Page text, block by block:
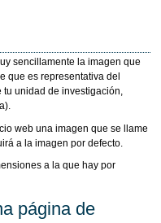
sencillamente la imagen que
que es representativa del
tu unidad de investigación,
web una imagen que se llame
a la imagen por defecto.
a la que hay por
página de